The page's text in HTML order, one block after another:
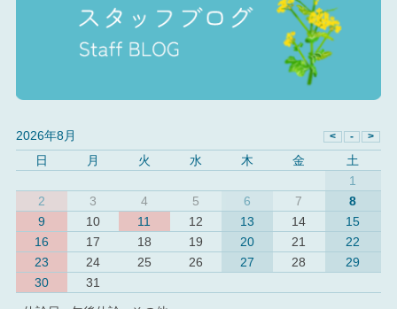
2026年8月
日
月 火 水 木 金
土
1
2
3 4 5 6 7
8
9
10 11 12 13 14
15
16
17 18 19 20 21
22
23
24 25 26 27 28
29
30
31